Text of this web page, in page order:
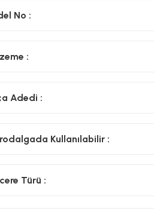
No :
:
Adedi :
Kullanılabilir :
Türü :